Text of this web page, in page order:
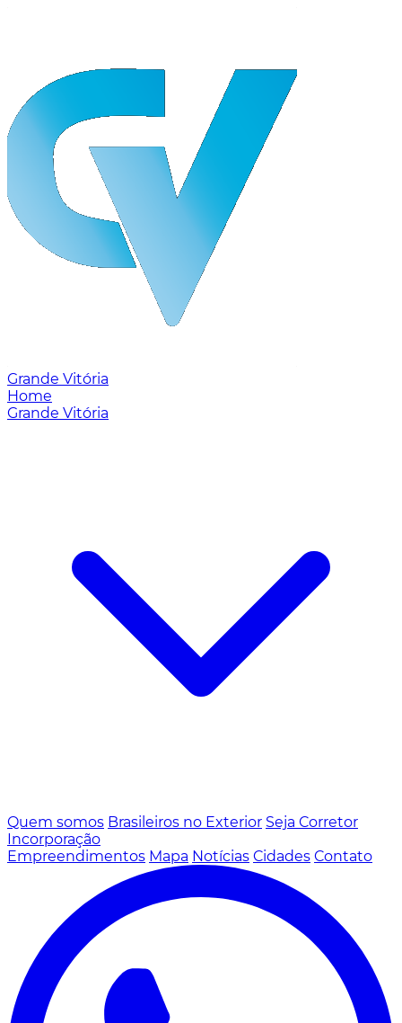
Grande Vitória
Home
Grande Vitória
Quem somos Brasileiros no Exterior Seja Corretor
Incorporação
Empreendimentos Mapa Notícias Cidades Contato